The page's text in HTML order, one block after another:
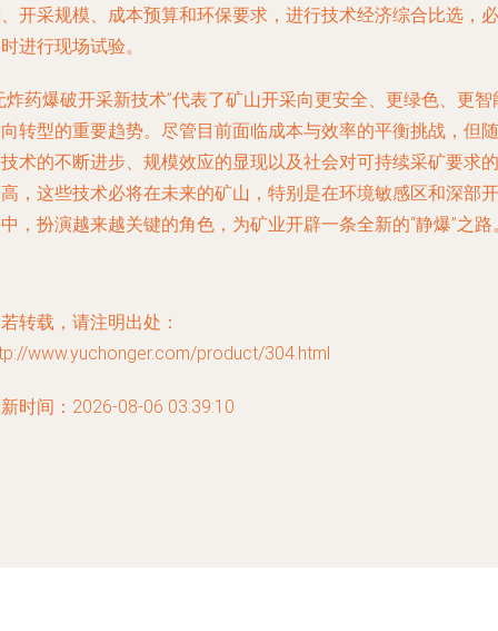
开采规模、成本预算和环保要求，进行技术经济综合比选，必
进行现场试验。
炸药爆破开采新技术”代表了矿山开采向更安全、更绿色、更智
转型的重要趋势。尽管目前面临成本与效率的平衡挑战，但随
术的不断进步、规模效应的显现以及社会对可持续采矿要求的
，这些技术必将在未来的矿山，特别是在环境敏感区和深部开
，扮演越来越关键的角色，为矿业开辟一条全新的“静爆”之路
转载，请注明出处：
www.yuchonger.com/product/304.html
时间：2026-08-06 03:39:10